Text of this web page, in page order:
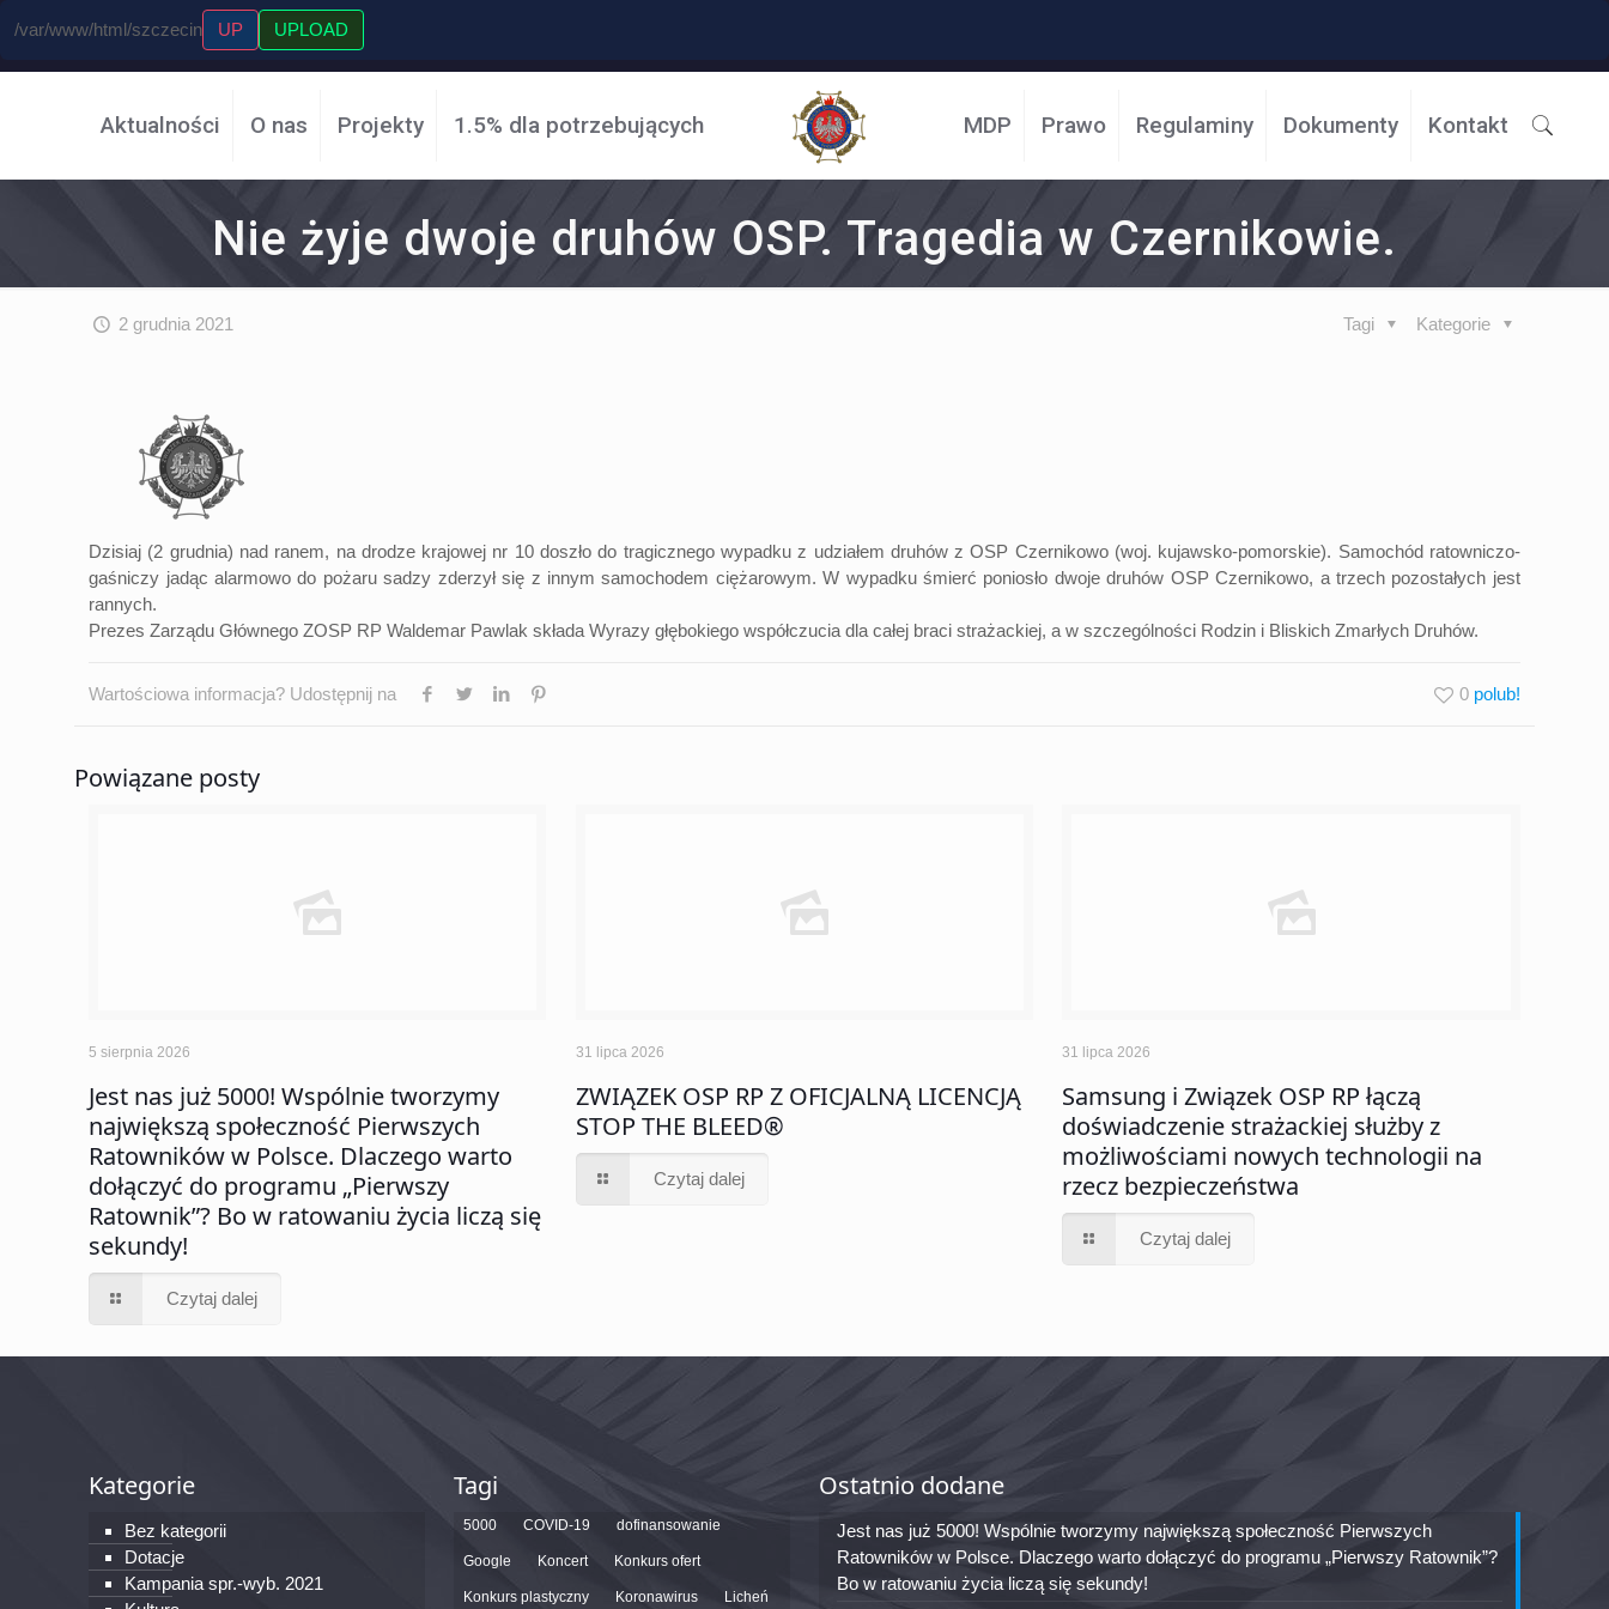
/var/www/html/szczecin UP UPLOAD
Aktualności O nas Projekty 1.5% dla potrzebujących MDP Prawo Regulaminy Dokumenty Kontakt
Nie żyje dwoje druhów OSP. Tragedia w Czernikowie.
2 grudnia 2021 Kategorie
Tagi
Dzisiaj (2 grudnia) nad ranem, na drodze krajowej nr 10 doszło do tragicznego wypadku z udziałem druhów z OSP Czernikowo (woj. kujawsko-pomorskie). Samochód ratowniczo-
gaśniczy jadąc alarmowo do pożaru sadzy zderzył się z innym samochodem ciężarowym. W wypadku śmierć poniosło dwoje druhów OSP Czernikowo, a trzech pozostałych jest
rannych.
Prezes Zarządu Głównego ZOSP RP Waldemar Pawlak składa Wyrazy głębokiego współczucia dla całej braci strażackiej, a w szczególności Rodzin i Bliskich Zmarłych Druhów.
Wartościowa informacja? Udostępnij na 0
Powiązane posty
5 sierpnia 2026
Jest nas już 5000! Wspólnie tworzymy
największą społeczność Pierwszych
Ratowników w Polsce. Dlaczego warto
dołączyć do programu „Pierwszy
Ratownik”? Bo w ratowaniu życia liczą się
sekundy!
Czytaj dalej
31 lipca 2026
ZWIĄZEK OSP RP Z OFICJALNĄ LICENCJĄ
STOP THE BLEED®
Czytaj dalej
31 lipca 2026
Samsung i Związek OSP RP łączą
doświadczenie strażackiej służby z
możliwościami nowych technologii na
rzecz bezpieczeństwa
Czytaj dalej
Kategorie
Bez kategorii
Dotacje
Kampania spr.-wyb. 2021
Tagi
5000 COVID-19 dofinansowanie
Google Koncert Konkurs ofert
Konkurs plastyczny Koronawirus Licheń
Ostatnio dodane
Jest nas już 5000! Wspólnie tworzymy największą społeczność Pierwszych
Ratowników w Polsce. Dlaczego warto dołączyć do programu „Pierwszy Ratownik”?
Bo w ratowaniu życia liczą się sekundy!